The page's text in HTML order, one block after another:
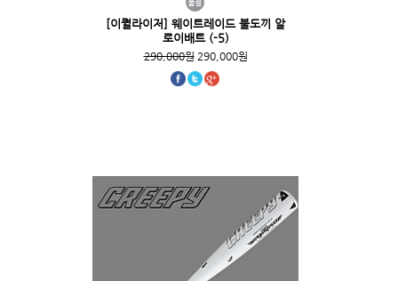
[이퀄라이저] 웨이트레이드 불도끼 알
로이배트 (-5)
290,000원290,000원